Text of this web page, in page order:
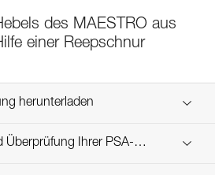
des MAESTRO aus
einer Reepschnur
herunterladen
Technical Notice
Überprüfung Ihrer PSA-